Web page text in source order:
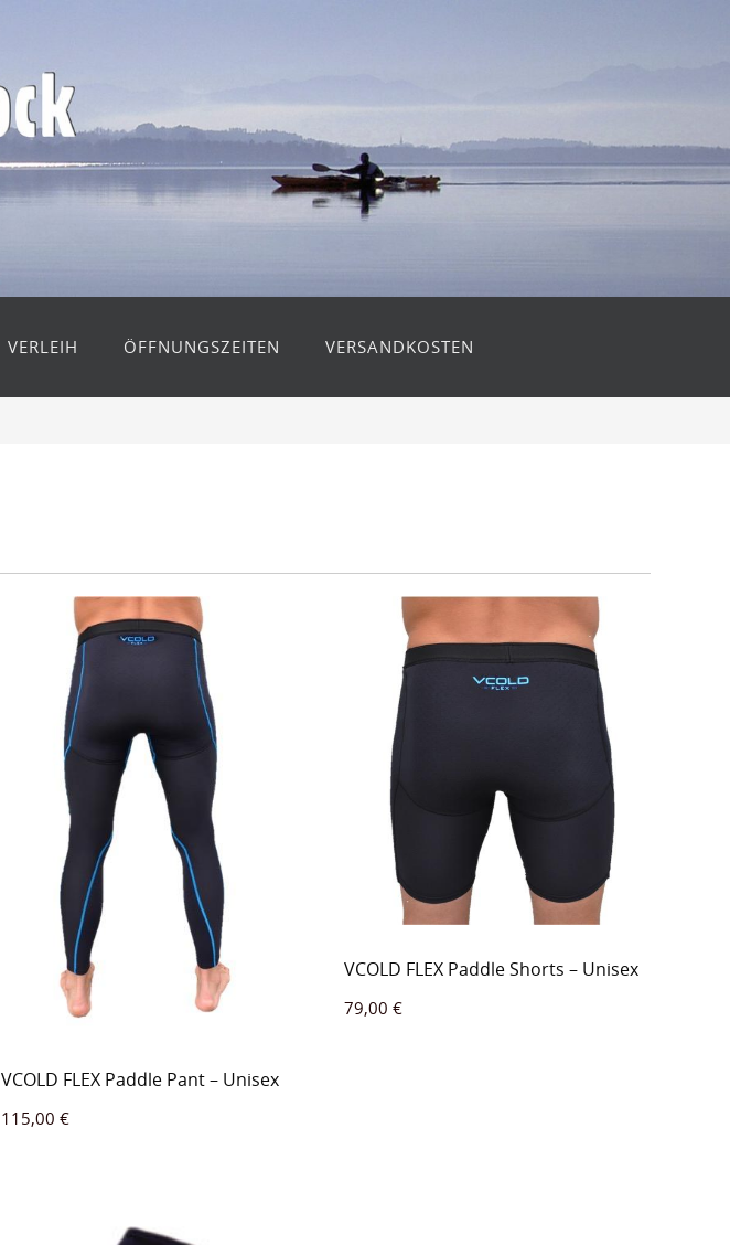
VERLEIH ÖFFNUNGSZEITEN VERSANDKOSTEN
VCOLD FLEX Paddle Pant – Unisex
115,00 €
VCOLD FLEX Paddle Shorts – Unisex
79,00 €